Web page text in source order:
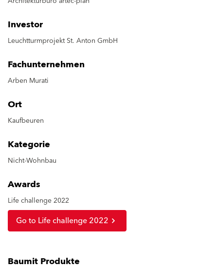
Investor
Leuchtturmprojekt St. Anton GmbH
Fachunternehmen
Arben Murati
Ort
Kaufbeuren
Kategorie
Nicht-Wohnbau
Awards
Life challenge 2022
Go to Life challenge 2022
Baumit Produkte